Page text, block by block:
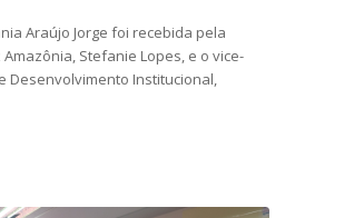
Araújo Jorge foi recebida pela
Stefanie Lopes, e o vice-
Desenvolvimento Institucional,